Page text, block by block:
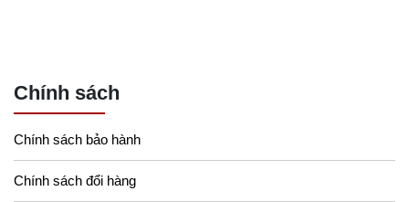
Chính sách
Chính sách bảo hành
Chính sách đổi hàng